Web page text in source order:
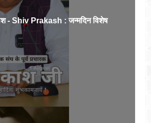
- Shiv Prakash : जन्मदिन विशेष